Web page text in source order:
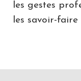
les gestes
les savoir-faire